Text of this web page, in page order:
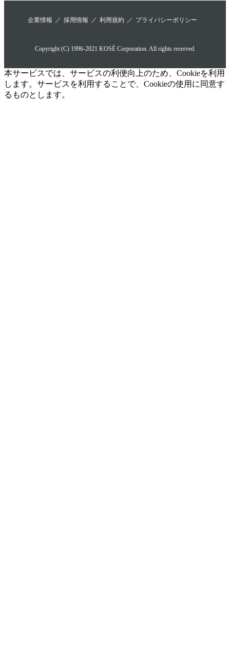
企業情報 採用情報 利用規約 プライバシーポリシー
Copyright (C) 1996-2021 KOSÉ Corporation. All rights reserved.
本サービスでは、サービスの利便向上のため、Cookieを利用
します。サービスを利用することで、Cookieの使用に同意す
るものとします。